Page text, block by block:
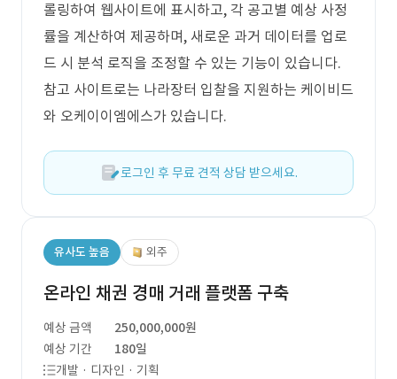
롤링하여 웹사이트에 표시하고, 각 공고별 예상 사정
률을 계산하여 제공하며, 새로운 과거 데이터를 업로
드 시 분석 로직을 조정할 수 있는 기능이 있습니다.
참고 사이트로는 나라장터 입찰을 지원하는 케이비드
와 오케이이엠에스가 있습니다.
로그인 후 무료 견적 상담 받으세요.
유사도 높음 외주
온라인 채권 경매 거래 플랫폼 구축
예상 금액
250,000,000원
예상 기간
180일
개발 · 디자인 · 기획